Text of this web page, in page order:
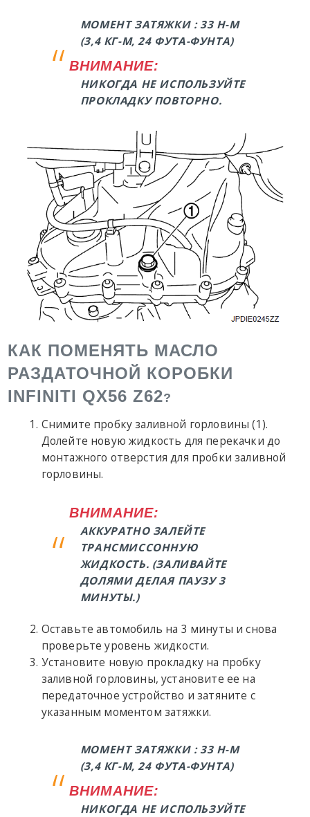
МОМЕНТ ЗАТЯЖКИ : 33 Н-М
(3,4 КГ-М, 24 ФУТА-ФУНТА)
ВНИМАНИЕ:
НИКОГДА НЕ ИСПОЛЬЗУЙТЕ
ПРОКЛАДКУ ПОВТОРНО.
КАК ПОМЕНЯТЬ МАСЛО
РАЗДАТОЧНОЙ КОРОБКИ
INFINITI QX56 Z62?
Снимите пробку заливной горловины (1).
Долейте новую жидкость для перекачки до
монтажного отверстия для пробки заливной
горловины.
ВНИМАНИЕ:
АККУРАТНО ЗАЛЕЙТЕ
ТРАНСМИССОННУЮ
ЖИДКОСТЬ. (ЗАЛИВАЙТЕ
ДОЛЯМИ ДЕЛАЯ ПАУЗУ 3
МИНУТЫ.)
Оставьте автомобиль на 3 минуты и снова
проверьте уровень жидкости.
Установите новую прокладку на пробку
заливной горловины, установите ее на
передаточное устройство и затяните с
указанным моментом затяжки.
МОМЕНТ ЗАТЯЖКИ : 33 Н-М
(3,4 КГ-М, 24 ФУТА-ФУНТА)
ВНИМАНИЕ:
НИКОГДА НЕ ИСПОЛЬЗУЙТЕ